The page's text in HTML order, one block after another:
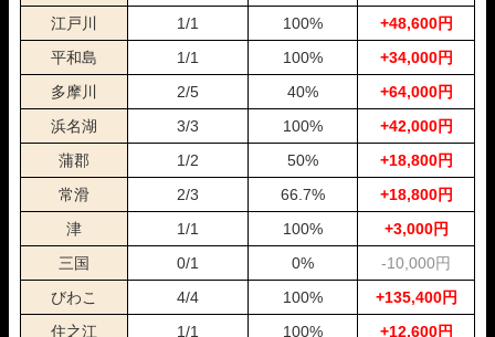
06月29日若松08R
1-3-2 10,200円
102%
06月27日桐生12R
3-1-6
0%
06月25日浜名湖11R
1-2-4 10,000円 22,600円
226%
06月24日下関10R
1-2-3 13,800円
138%
06月21日びわこ10R
1-2-5 23,200円
232%
06月16日下関11R
4-5-2
0%
06月15日福岡10R
1-3-2 12,400円
124%
06月14日児島12R
1-2-6 10,000円 37,000円
370%
06月12日下関11R
1-2-3
116%
06月10日津11R
1-2-3 13,000円
130%
06月09日桐生11R
1-2-5 10,000円 23,600円
236%
江戸川
1/1 100%
+48,600円
平和島
1/1 100%
+34,000円
多摩川
2/5 40%
+64,000円
浜名湖
3/3 100%
+42,000円
蒲郡
1/2 50%
+18,800円
常滑
2/3 66.7%
+18,800円
津
1/1 100%
+3,000円
三国
0/1 0%
-10,000円
びわこ
4/4 100%
+135,400円
住之江
1/1 100%
+12,600円